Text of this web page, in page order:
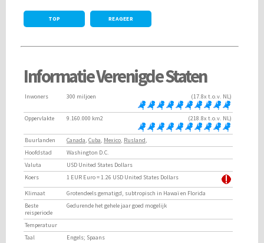
TOP REAGEER
Informatie Verenigde Staten
Inwoners 300 miljoen (17.8x t.o.v. NL)
Oppervlakte 9.160.000 km2 (218.8x t.o.v. NL)
Buurlanden Canada, Cuba, Mexico, Rusland,
Hoofdstad
Washington D.C.
Valuta
USD United States Dollars
Koers
1 EUR Euro = 1.26 USD United States Dollars
Klimaat
Grotendeels gematigd, subtropisch in Hawaï en Florida
Beste
reisperiode
Gedurende het gehele jaar goed mogelijk
Temperatuur
Taal
Engels; Spaans